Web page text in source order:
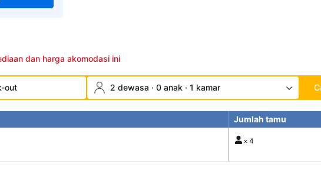
dan harga akomodasi ini
out 2 dewasa · 0 anak · 1 kamar
Jumlah tamu
× 4